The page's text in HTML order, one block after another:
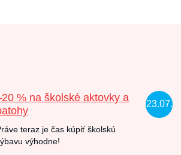
% na školské aktovky a
teraz je čas kúpiť školskú
výhodne!
23.07.